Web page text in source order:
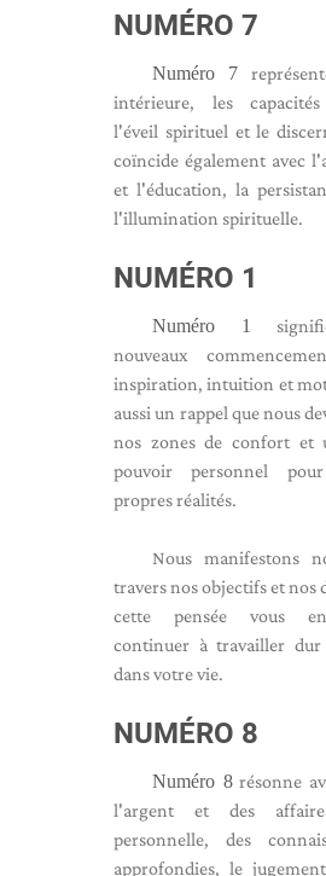
NUMÉRO 7
Numéro 7
intérieure, les capacités
l'éveil spirituel et le
coïncide également avec
et l'éducation, la
l'illumination spirituelle.
NUMÉRO 1
Numéro 1
nouveaux
inspiration, intuition et
aussi un rappel que nous
nos zones de confort et
pouvoir personnel
propres réalités.
Nous manifestons
travers nos objectifs et nos
cette pensée vous
continuer à travailler dur
dans votre vie.
NUMÉRO 8
Numéro 8résonne
l'argent et des
personnelle, des
approfondies, le